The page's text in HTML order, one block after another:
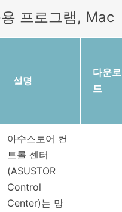
프로그램, Mac
설명
다운로
드
아수스토어 컨
트롤 센터
(ASUSTOR
Control
Center)는 망